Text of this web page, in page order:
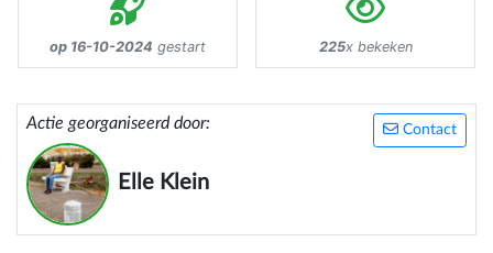
op 16-10-2024 gestart 225x bekeken
Contact
Actie georganiseerd door:
Elle Klein